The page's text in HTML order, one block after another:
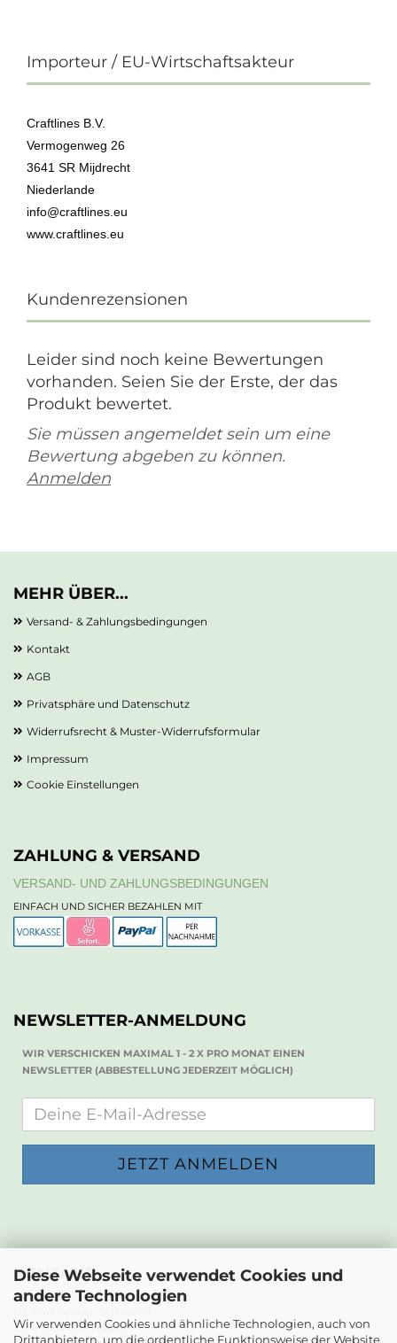
Diese Webseite verwendet Cookies und
andere Technologien
Wir verwenden Cookies und ähnliche Technologien, auch von
Drittanbietern, um die ordentliche Funktionsweise der Website
Importeur / EU-Wirtschaftsakteur
Craftlines B.V.
Vermogenweg 26
3641 SR Mijdrecht
Niederlande
info@craftlines.eu
www.craftlines.eu
Kundenrezensionen
Leider sind noch keine Bewertungen
vorhanden. Seien Sie der Erste, der das
Produkt bewertet.
Sie müssen angemeldet sein um eine
Bewertung abgeben zu können.
Anmelden
MEHR ÜBER...
Versand- & Zahlungsbedingungen
Kontakt
AGB
Privatsphäre und Datenschutz
Widerrufsrecht & Muster-Widerrufsformular
Impressum
Cookie Einstellungen
ZAHLUNG & VERSAND
VERSAND- UND ZAHLUNGSBEDINGUNGEN
EINFACH UND SICHER BEZAHLEN MIT
NEWSLETTER-ANMELDUNG
WIR VERSCHICKEN MAXIMAL 1 - 2 X PRO MONAT EINEN
NEWSLETTER (ABBESTELLUNG JEDERZEIT MÖGLICH)
KONTAKT
Die Papierwerkstatt
2232 Deutsch-Wagram